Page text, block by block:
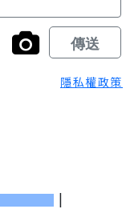
隱私權政策
|